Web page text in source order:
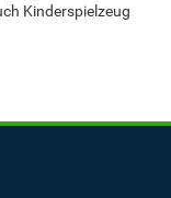
Kinderspielzeug